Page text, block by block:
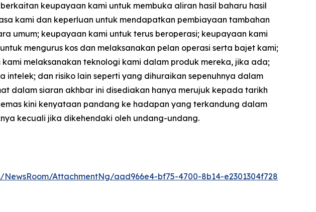
keupayaan kami untuk membuka aliran hasil baharu hasil
kami dan keperluan untuk mendapatkan pembiayaan tambahan
umum; keupayaan kami untuk terus beroperasi; keupayaan kami
mengurus kos dan melaksanakan pelan operasi serta bajet kami;
melaksanakan teknologi kami dalam produk mereka, jika ada;
dan risiko lain seperti yang dihuraikan sepenuhnya dalam
dalam siaran akhbar ini disediakan hanya merujuk kepada tarikh
kini kenyataan pandang ke hadapan yang terkandung dalam
kecuali jika dikehendaki oleh undang-undang.
AttachmentNg/aad966e4-bf75-4700-8b14-e2301304f728